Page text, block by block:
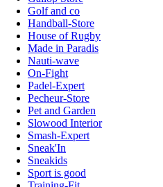
Golf and co
Handball-Store
House of Rugby
Made in Paradis
Nauti-wave
On-Fight
Padel-Expert
Pecheur-Store
Pet and Garden
Slowood Interior
Smash-Expert
Sneak'In
Sneakids
Sport is good